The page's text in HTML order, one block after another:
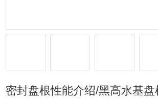
密封盘根性能介绍/黑高水基盘